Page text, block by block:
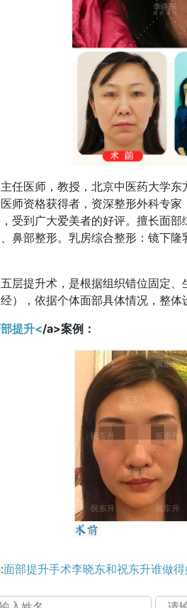
主任医师，教授，北京中医药大学
师资格获得者，资深整形外科专
受到广大爱美者的好评。擅长面部
鼻部整形。乳房综合整形：镜下
层提升术，是根据组织错位固定
），依据个体面部具体情况，整体
提升</a>案例：
面部提升手术李晓东和祝东升谁做